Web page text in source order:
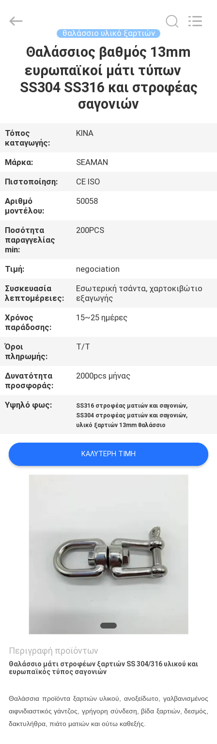
ΣΠΊΤΙ
ΠΡΟΪΌΝΤΑ
ΠΕΡΊΠΟΥ
ΕΜΕΊΣ
ΕΡΓΟΣΤΑΣΊΩΝ
ΠΟΙΟΤΙΚΌΣ
ΈΛΕΓΧΟΣ
COMPANY
NEWS
SITEMAP
PRIVACY
POLICY
Marine
Co.,Ltd..
θαλάσσιο υλικό ξαρτιών
Θαλάσσιος βαθμός 13mm
ευρωπαϊκοί μάτι τύπων
SS304 SS316 και στροφέας
σαγονιών
Τόπος
καταγωγής:
ΚΙΝΑ
Μάρκα:
SEAMAN
Πιστοποίηση:
CE ISO
Αριθμό
μοντέλου:
50058
Ποσότητα
παραγγελίας
min:
200PCS
Τιμή:
negociation
Συσκευασία
λεπτομέρειες:
Εσωτερική τσάντα, χαρτοκιβώτιο
εξαγωγής
Χρόνος
παράδοσης:
15~25 ημέρες
Όροι
πληρωμής:
T/T
Δυνατότητα
προσφοράς:
2000pcs μήνας
Υψηλό φως: SS316 στροφέας ματιών και σαγονιών,
SS304 στροφέας ματιών και σαγονιών,
υλικό ξαρτιών 13mm θαλάσσιο
ΚΑΛΎΤΕΡΗ ΤΙΜΉ
Περιγραφή προϊόντων
Θαλάσσιο μάτι στροφέων ξαρτιών SS 304/316 υλικού και
ευρωπαϊκός τύπος σαγονιών
Θαλάσσια προϊόντα ξαρτιών υλικού, ανοξείδωτο, γαλβανισμένος
αιφνιδιαστικός γάντζος, γρήγορη σύνδεση, βίδα ξαρτιών, δεσμός,
δακτυλήθρα, πιάτο ματιών και ούτω καθεξής.